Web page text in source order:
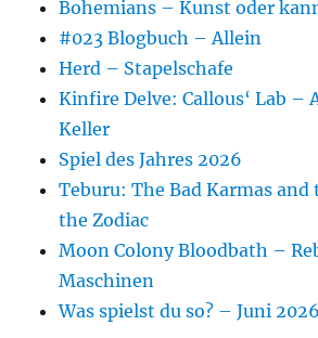
Bohemians – Kunst oder
#023 Blogbuch – Allein
Herd – Stapelschafe
Kinfire Delve: Callous‘ Lab –
Keller
Spiel des Jahres 2026
Teburu: The Bad Karmas and
the Zodiac
Moon Colony Bloodbath –
Maschinen
Was spielst du so? – Juni 2026